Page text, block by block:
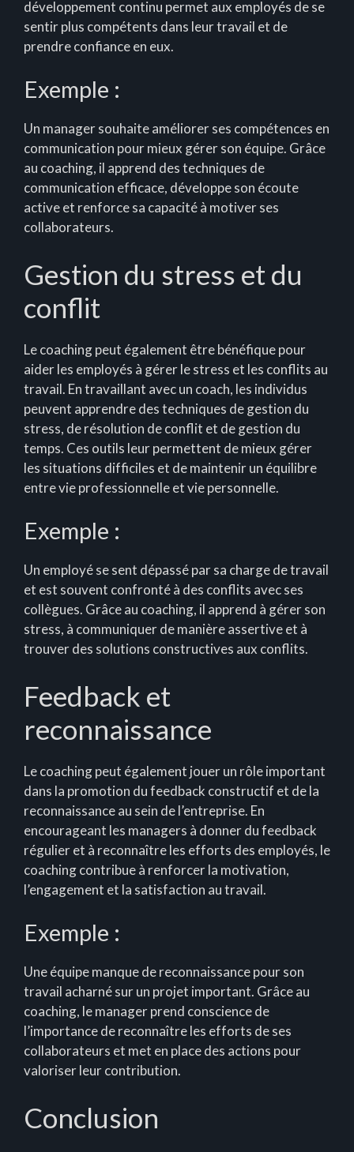
développement continu permet aux employés de se
sentir plus compétents dans leur travail et de
prendre confiance en eux.
Exemple :
Un manager souhaite améliorer ses compétences en
communication pour mieux gérer son équipe. Grâce
au coaching, il apprend des techniques de
communication efficace, développe son écoute
active et renforce sa capacité à motiver ses
collaborateurs.
Gestion du stress et du
conflit
Le coaching peut également être bénéfique pour
aider les employés à gérer le stress et les conflits au
travail. En travaillant avec un coach, les individus
peuvent apprendre des techniques de gestion du
stress, de résolution de conflit et de gestion du
temps. Ces outils leur permettent de mieux gérer
les situations difficiles et de maintenir un équilibre
entre vie professionnelle et vie personnelle.
Exemple :
Un employé se sent dépassé par sa charge de travail
et est souvent confronté à des conflits avec ses
collègues. Grâce au coaching, il apprend à gérer son
stress, à communiquer de manière assertive et à
trouver des solutions constructives aux conflits.
Feedback et
reconnaissance
Le coaching peut également jouer un rôle important
dans la promotion du feedback constructif et de la
reconnaissance au sein de l’entreprise. En
encourageant les managers à donner du feedback
régulier et à reconnaître les efforts des employés, le
coaching contribue à renforcer la motivation,
l’engagement et la satisfaction au travail.
Exemple :
Une équipe manque de reconnaissance pour son
travail acharné sur un projet important. Grâce au
coaching, le manager prend conscience de
l’importance de reconnaître les efforts de ses
collaborateurs et met en place des actions pour
valoriser leur contribution.
Conclusion